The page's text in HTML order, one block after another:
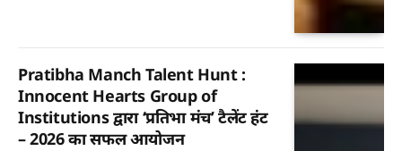
Pratibha Manch Talent Hunt :
Innocent Hearts Group of
Institutions द्वारा ‘प्रतिभा मंच’ टैलेंट हंट
– 2026 का सफल आयोजन